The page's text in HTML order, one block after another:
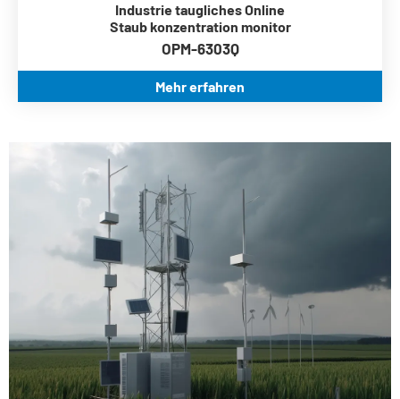
Industrie taugliches Online
Staub konzentration monitor
OPM-6303Q
Mehr erfahren